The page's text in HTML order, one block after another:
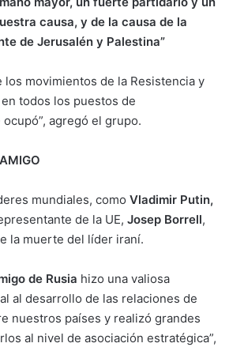
causa, y de la causa de la
de Jerusalén y Palestina”
los movimientos de la Resistencia y
todos los puestos de
agregó el grupo.
mundiales, como Vladimir Putin,
de la UE, Josep Borrell,
la muerte del líder iraní.
de Rusia hizo una valiosa
al desarrollo de las relaciones de
nuestros países y realizó grandes
al nivel de asociación estratégica”,